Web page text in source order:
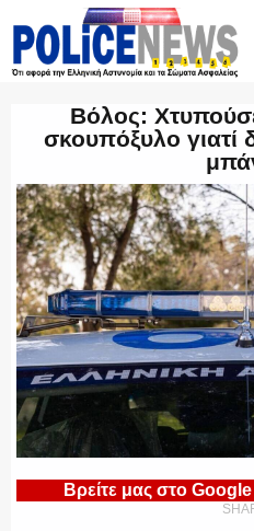
ΤΡΟΧΑΙΑ
ΟΠΚΕ
ΟΜΑΔΑ “Ζ”
ΕΚΑΜ
ΥΑΤ/ΥΜΕΤ
Βόλος:
σκουπόξυλο γιατί
Βρείτε μας στο